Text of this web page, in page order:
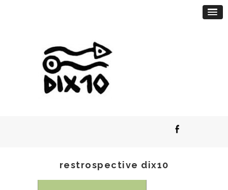
restrospective dix10